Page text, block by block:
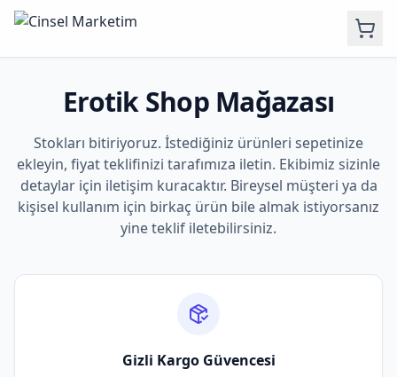
Erotik Shop Mağazası
Stokları bitiriyoruz. İstediğiniz ürünleri sepetinize
ekleyin, fiyat teklifinizi tarafımıza iletin. Ekibimiz sizinle
detaylar için iletişim kuracaktır. Bireysel müşteri ya da
kişisel kullanım için birkaç ürün bile almak istiyorsanız
yine teklif iletebilirsiniz.
Gizli Kargo Güvencesi